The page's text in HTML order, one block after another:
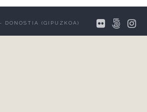
DONOSTIA (GIPUZKOA)